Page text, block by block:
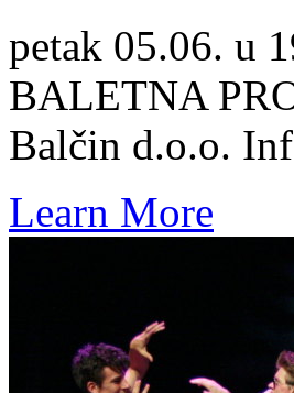
petak 05.06. u
BALETNA
Balčin d.o.o.
Learn More